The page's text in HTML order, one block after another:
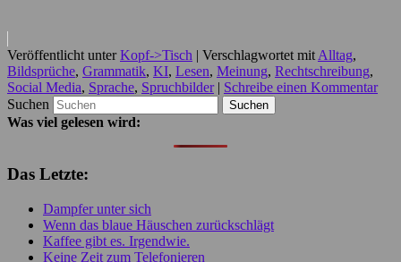
Veröffentlicht unter Kopf->Tisch | Verschlagwortet mit Alltag,
Bildsprüche, Grammatik, KI, Lesen, Meinung, Rechtschreibung,
Social Media, Sprache, Spruchbilder | Schreibe einen Kommentar
Suchen
Was viel gelesen wird:
Das Letzte:
Dampfer unter sich
Wenn das blaue Häuschen zurückschlägt
Kaffee gibt es. Irgendwie.
Keine Zeit zum Telefonieren